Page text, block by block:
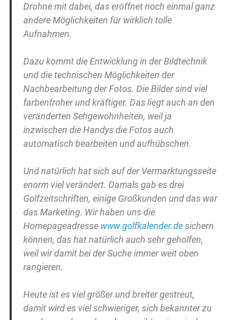
Drohne mit dabei, das eröffnet noch einmal ganz
andere Möglichkeiten für wirklich tolle
Aufnahmen.
Dazu kommt die Entwicklung in der Bildtechnik
und die technischen Möglichkeiten der
Nachbearbeitung der Fotos. Die Bilder sind viel
farbenfroher und kräftiger. Das liegt auch an den
veränderten Sehgewohnheiten, weil ja
inzwischen die Handys die Fotos auch
automatisch bearbeiten und aufhübschen.
Und natürlich hat sich auf der Vermarktungsseite
enorm viel verändert. Damals gab es drei
Golfzeitschriften, einige Großkunden und das war
das Marketing. Wir haben uns die
Homepageadresse www.golfkalender.desichern
können, das hat natürlich auch sehr geholfen,
weil wir damit bei der Suche immer weit oben
rangieren.
Heute ist es viel größer und breiter gestreut,
damit wird es viel schwieriger, sich bekannter zu